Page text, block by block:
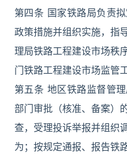
第四条 国家铁路局负责
政策措施并组织实施，指
理局铁路工程建设市场秩
门铁路工程建设市场监管
第五条 地区铁路监督管
部门审批（核准、备案）
查，受理投诉举报并组织
为；按规定通报、报告铁